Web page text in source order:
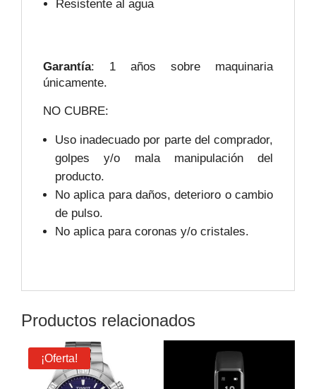
Resistente al agua
Garantía: 1 años sobre maquinaria
únicamente.
NO CUBRE:
Uso inadecuado por parte del comprador,
golpes y/o mala manipulación del
producto.
No aplica para daños, deterioro o cambio
de pulso.
No aplica para coronas y/o cristales.
Productos relacionados
¡Oferta!